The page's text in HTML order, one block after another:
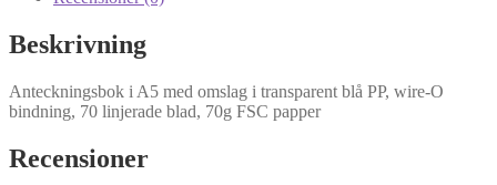
Beskrivning
Anteckningsbok i A5 med omslag i transparent blå PP, wire-O
bindning, 70 linjerade blad, 70g FSC papper
Recensioner
under ditt
du nekar de
här kakorna
kommer viss
att försvinna